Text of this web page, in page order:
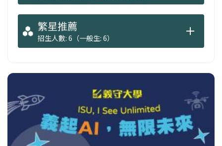
繁星推薦
招生人數: 6（一般生: 6）